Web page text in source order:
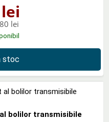
lei
lei
stoc
bolilor transmisibile